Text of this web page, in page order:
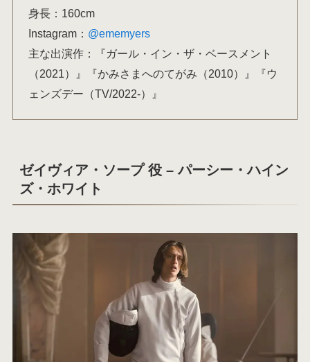
身長：160cm
Instagram： @ememyers
主な出演作：『ガール・イン・ザ・ベースメント
（2021）』『かみさまへのてがみ（2010）』『ウ
ェンズデー（TV/2022-）』
ゼイヴィア・ソープ 役 – パーシー・ハイン
ズ・ホワイト